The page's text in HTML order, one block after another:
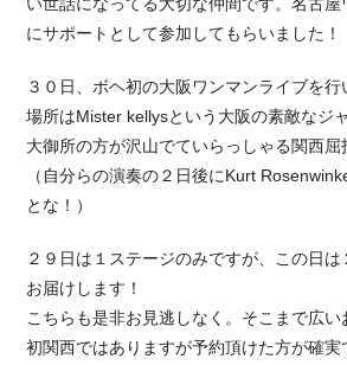
にサポートとして参加してもらいました！
３０日、ボヘ初の大阪ワンマンライブを
場所はMister kellysという大阪の素敵なジ
大御所の方が沢山でていらっしゃる関西屈
（自分らの演奏の２日後にKurt
とな！）
２９日は１ステージのみですが、この日は
お届けします！
こちらも是非お見逃しなく。そこまで広い
初関西ではありますが予約頂けた方が確実